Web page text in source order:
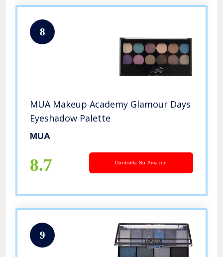
8
MUA Makeup Academy Glamour Days
Eyeshadow Palette
MUA
8.7 Controlla Su Amazon
9